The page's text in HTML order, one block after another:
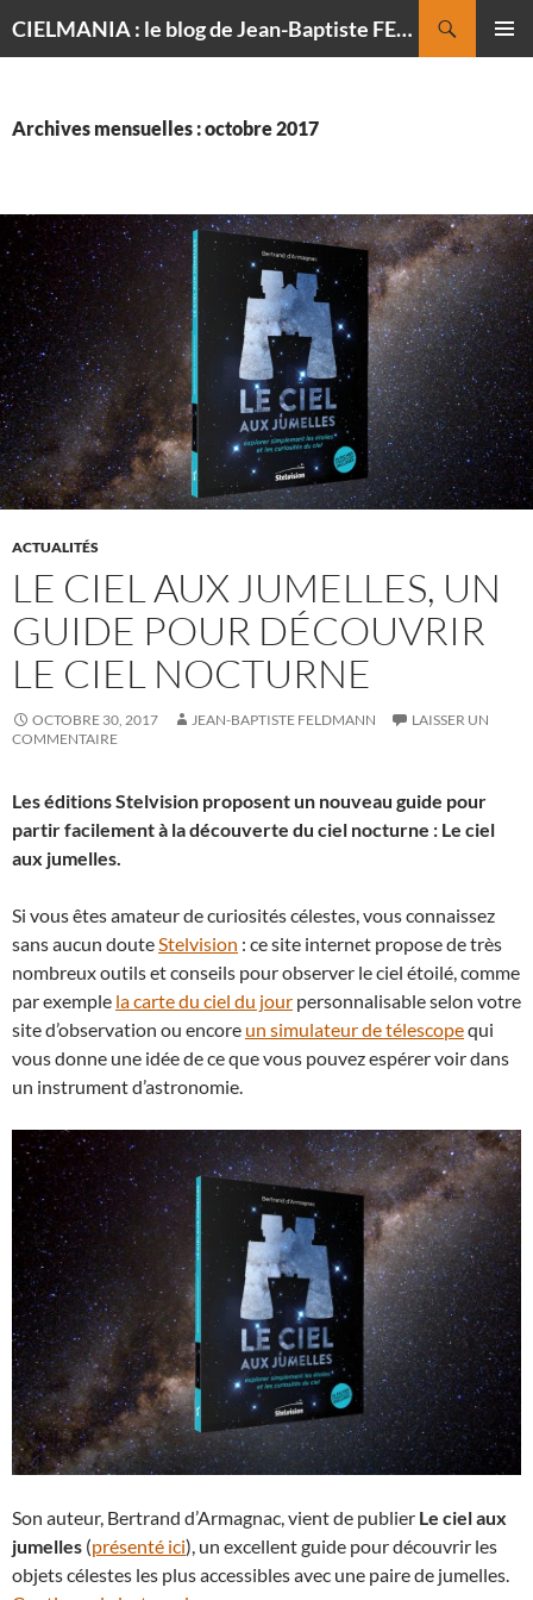
CIELMANIA : le blog de Jean-Baptiste FELDMANN, photographe du ciel
Archives mensuelles : octobre 2017
ACTUALITÉS
LE CIEL AUX JUMELLES, UN
GUIDE POUR DÉCOUVRIR
LE CIEL NOCTURNE
OCTOBRE 30, 2017 JEAN-BAPTISTE FELDMANN
LAISSER UN
COMMENTAIRE
Les éditions Stelvision proposent un nouveau guide pour
partir facilement à la découverte du ciel nocturne : Le ciel
aux jumelles.
Si vous êtes amateur de curiosités célestes, vous connaissez
sans aucun douteStelvision : ce site internet propose de très
nombreux outils et conseils pour observer le ciel étoilé, comme
par exemple la carte du ciel du jour personnalisable selon votre
site d’observation ou encore un simulateur de télescopequi
vous donne une idée de ce que vous pouvez espérer voir dans
un instrument d’astronomie.
Son auteur, Bertrand d’Armagnac, vient de publier Le ciel aux
jumelles (présenté ici), un excellent guide pour découvrir les
objets célestes les plus accessibles avec une paire de jumelles.